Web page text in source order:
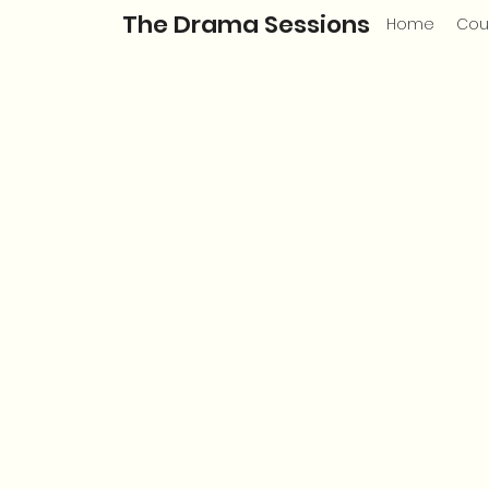
The Drama Sessions Home